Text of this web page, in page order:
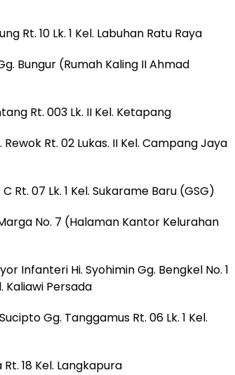
Rt. 10 Lk. 1 Kel. Labuhan Ratu Raya
Bungur (Rumah Kaling II Ahmad
Rt. 003 Lk. II Kel. Ketapang
Rt. 02 Lukas. II Kel. Campang Jaya
Rt. 07 Lk. 1 Kel. Sukarame Baru (GSG)
No. 7 (Halaman Kantor Kelurahan
Infanteri Hi. Syohimin Gg. Bengkel No. 1
Kaliawi Persada
Gg. Tanggamus Rt. 06 Lk. 1 Kel.
18 Kel. Langkapura